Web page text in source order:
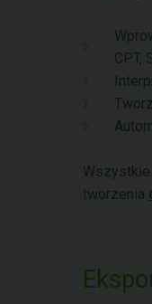
CPT,
tworzenia